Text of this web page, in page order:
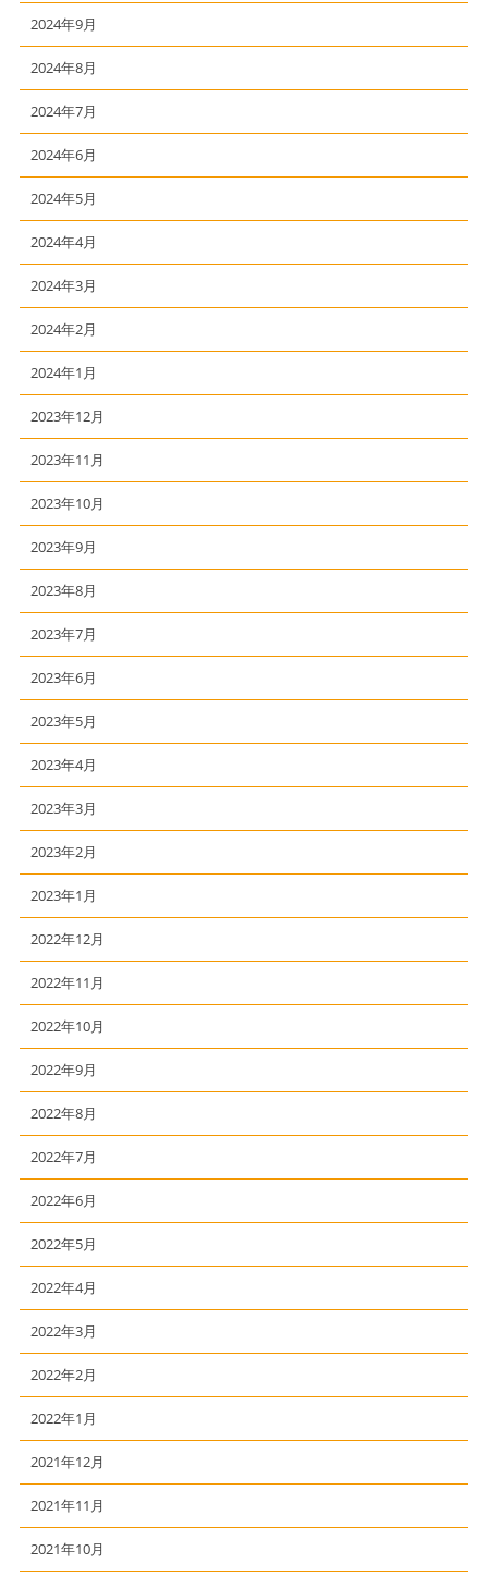
2024年9月
2024年8月
2024年7月
2024年6月
2024年5月
2024年4月
2024年3月
2024年2月
2024年1月
2023年12月
2023年11月
2023年10月
2023年9月
2023年8月
2023年7月
2023年6月
2023年5月
2023年4月
2023年3月
2023年2月
2023年1月
2022年12月
2022年11月
2022年10月
2022年9月
2022年8月
2022年7月
2022年6月
2022年5月
2022年4月
2022年3月
2022年2月
2022年1月
2021年12月
2021年11月
2021年10月